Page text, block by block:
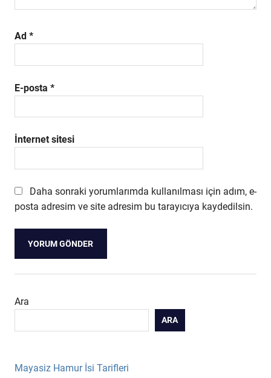
Ad *
E-posta *
İnternet sitesi
Daha sonraki yorumlarımda kullanılması için adım, e-
posta adresim ve site adresim bu tarayıcıya kaydedilsin.
Ara
ARA
Mayasiz Hamur İsi Tarifleri